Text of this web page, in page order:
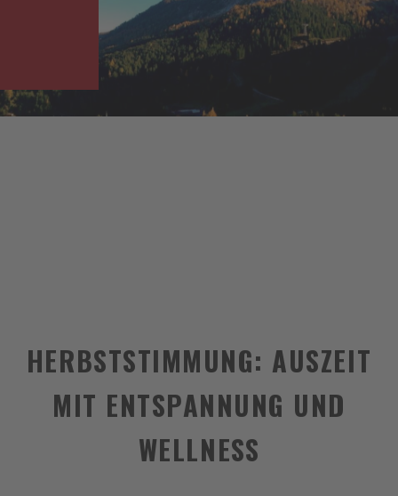
HERBSTSTIMMUNG: AUSZEIT
MIT ENTSPANNUNG UND
WELLNESS